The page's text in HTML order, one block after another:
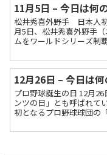
11月5日 – 今日は何
松井秀喜外野手 日本人
月5日、松井秀喜外野手
ムをワールドシリーズ制
12月26日 – 今日は何
プロ野球誕生の日 12月
ンツの日」とも呼ばれて
初となるプロ野球球団の